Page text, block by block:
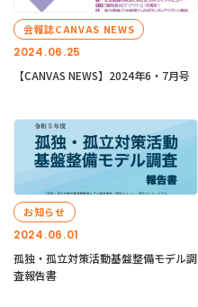
2024.06.25
会報誌CANVAS NEWS
【CANVAS NEWS】2024年6・7月号
2024.06.01
お知らせ
孤独・孤立対策活動基盤整備モデル調
査報告書